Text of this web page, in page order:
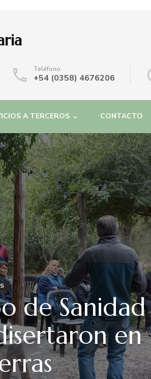
Teléfono
+54 (0358) 4676206
A TERCEROS CONTACTO
de
en